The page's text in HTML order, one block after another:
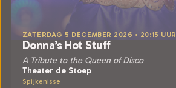
ZATERDAG 5 DECEMBER 2026 • 20:15 UUR
Donna’s Hot Stuff
A Tribute to the Queen of Disco
Theater de Stoep
Spijkenisse